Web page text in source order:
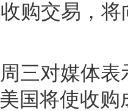
购交易，
对媒体表
美国将使收